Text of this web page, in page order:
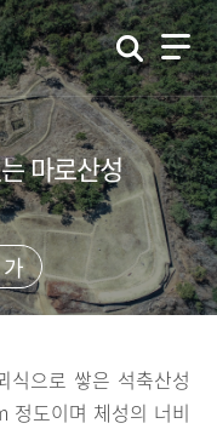
마로산성
가
식으로 쌓은 석축산성
정도이며 체성의 너비